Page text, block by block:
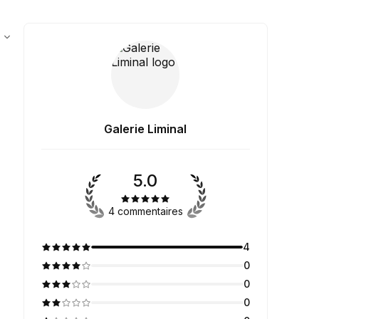
Galerie Liminal
5.0
4 commentaires
4
0
0
0